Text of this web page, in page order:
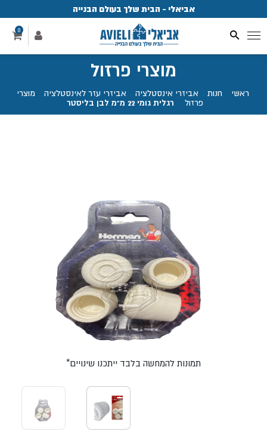
אביאלי - הבית שלך בעולם הבנייה
0
מוצרי פרזול
ראשי חנות אביזרי אינסטלציה אביזרי עזר לאינסטלציה
מוצרי
פרזול
רגלית גומי 22 מ"מ לבן בליסטר
*תמונות להמחשה בלבד ייתכנו שינויים